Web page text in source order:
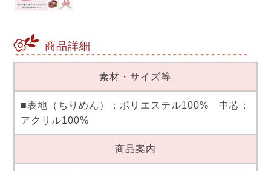
商品詳細
素材・サイズ等
■表地（ちりめん）：ポリエステル100% 中芯：
アクリル100%
商品案内